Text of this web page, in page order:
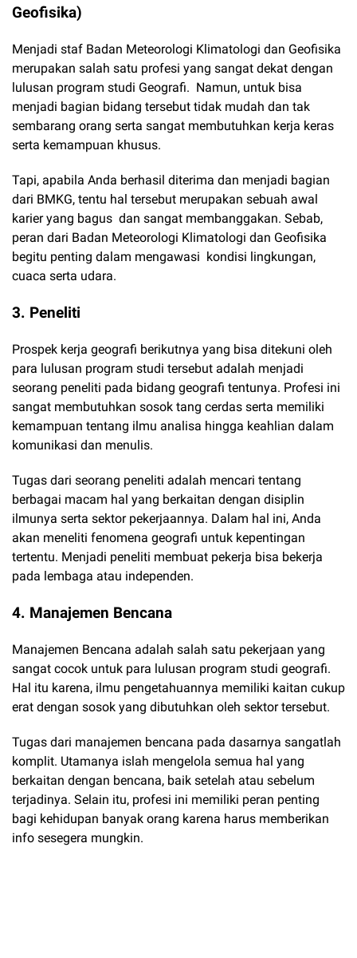
Geofisika)
Menjadi staf Badan Meteorologi Klimatologi dan Geofisika
merupakan salah satu profesi yang sangat dekat dengan
lulusan program studi Geografi. Namun, untuk bisa
menjadi bagian bidang tersebut tidak mudah dan tak
sembarang orang serta sangat membutuhkan kerja keras
serta kemampuan khusus.
Tapi, apabila Anda berhasil diterima dan menjadi bagian
dari BMKG, tentu hal tersebut merupakan sebuah awal
karier yang bagus dan sangat membanggakan. Sebab,
peran dari Badan Meteorologi Klimatologi dan Geofisika
begitu penting dalam mengawasi kondisi lingkungan,
cuaca serta udara.
3. Peneliti
Prospek kerja geografi berikutnya yang bisa ditekuni oleh
para lulusan program studi tersebut adalah menjadi
seorang peneliti pada bidang geografi tentunya. Profesi ini
sangat membutuhkan sosok tang cerdas serta memiliki
kemampuan tentang ilmu analisa hingga keahlian dalam
komunikasi dan menulis.
Tugas dari seorang peneliti adalah mencari tentang
berbagai macam hal yang berkaitan dengan disiplin
ilmunya serta sektor pekerjaannya. Dalam hal ini, Anda
akan meneliti fenomena geografi untuk kepentingan
tertentu. Menjadi peneliti membuat pekerja bisa bekerja
pada lembaga atau independen.
4. Manajemen Bencana
Manajemen Bencana adalah salah satu pekerjaan yang
sangat cocok untuk para lulusan program studi geografi.
Hal itu karena, ilmu pengetahuannya memiliki kaitan cukup
erat dengan sosok yang dibutuhkan oleh sektor tersebut.
Tugas dari manajemen bencana pada dasarnya sangatlah
komplit. Utamanya islah mengelola semua hal yang
berkaitan dengan bencana, baik setelah atau sebelum
terjadinya. Selain itu, profesi ini memiliki peran penting
bagi kehidupan banyak orang karena harus memberikan
info sesegera mungkin.